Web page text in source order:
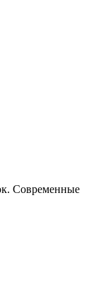
Современные